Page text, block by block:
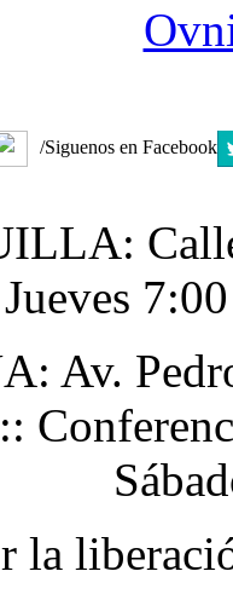
/Siguenos en Facebook
Av.
la